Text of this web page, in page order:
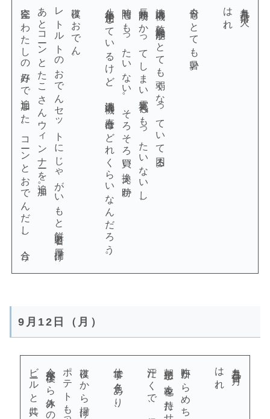
九月十三日（火）
はれ。
今日もとても暑い。
洗濯機の乾燥機能がとても弱くなっていて困る。
長時間かかってしまい電気代ももったいないし、
時間ももったいない。そろそろ買い換え時か。
八年半使用しているけど、洗濯機の寿命はどれくらいなんだろう。
夜はおでん。
レトルトのおでんセットにじゃがいもと餅巾着と厚揚げ、
あとコーンとたこさんウィンナーを追加。
完全にわたしの好みで追加した。コーンとおでんだし、合う。
9月12日（月）
九月十二日（月）
はれ。